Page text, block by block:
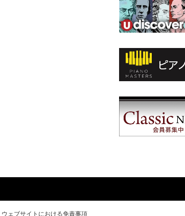
ウェブサイトにおける免責事項